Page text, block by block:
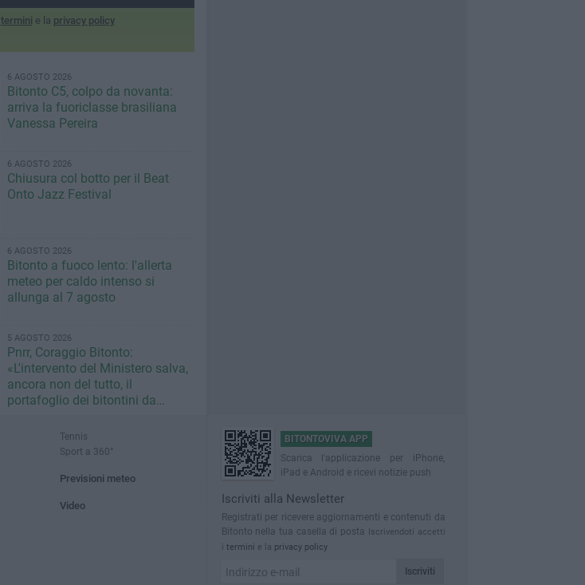
termini e la privacy policy
6 AGOSTO 2026
Bitonto C5, colpo da novanta:
arriva la fuoriclasse brasiliana
Vanessa Pereira
6 AGOSTO 2026
Chiusura col botto per il Beat
Onto Jazz Festival
6 AGOSTO 2026
Bitonto a fuoco lento: l'allerta
meteo per caldo intenso si
allunga al 7 agosto
5 AGOSTO 2026
Pnrr, Coraggio Bitonto:
«L'intervento del Ministero salva,
ancora non del tutto, il
portafoglio dei bitontini da
Tennis
Sport a 360°
Previsioni meteo
Video
BITONTOVIVA APP
Scarica l'applicazione per iPhone,
iPad e Android e ricevi notizie push
Iscriviti alla Newsletter
Registrati per ricevere aggiornamenti e contenuti da
Bitonto nella tua casella di posta Iscrivendoti accetti
i termini e la privacy policy
Iscriviti